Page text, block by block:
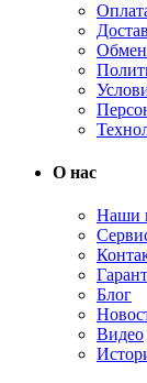
Обмен
О нас
Наши
Блог
Видео